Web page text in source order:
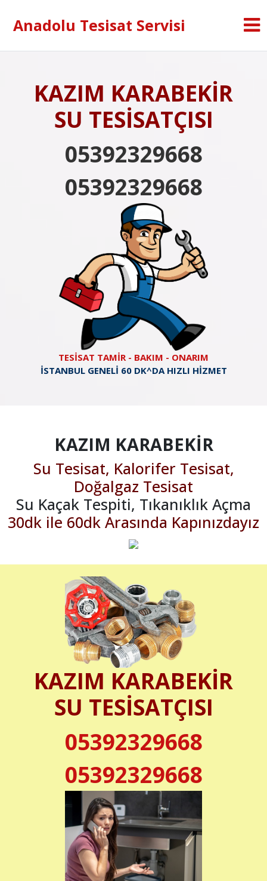
Anadolu Tesisat Servisi
KAZIM KARABEKİR
SU TESİSATÇISI
05392329668
05392329668
TESİSAT TAMİR - BAKIM - ONARIM
İSTANBUL GENELİ 60 DK^DA HIZLI HİZMET
KAZIM KARABEKİR
Su Tesisat, Kalorifer Tesisat,
Doğalgaz Tesisat
Su Kaçak Tespiti, Tıkanıklık Açma
30dk ile 60dk Arasında Kapınızdayız
KAZIM KARABEKİR
SU TESİSATÇISI
05392329668
05392329668